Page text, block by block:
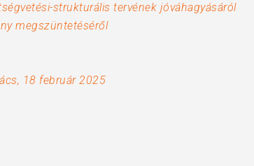
strukturális tervének jóváhagyásáról
megszüntetéséről
18 február 2025